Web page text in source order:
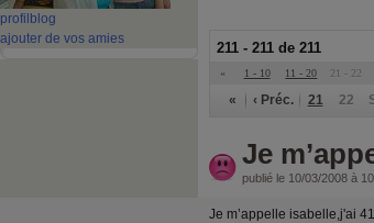
profil blog
ajouter de vos amies
211 - 211 de 211
« 1 - 10 11 - 20 21 - 22
« ‹ Préc. 21 22
Je
publié le 10/03/2008 à
Je m’appelle isabelle,j'ai